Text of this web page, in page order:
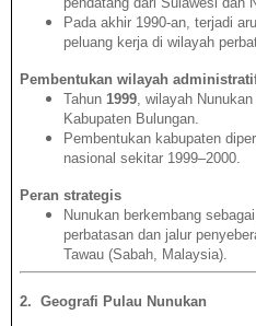
Pada akhir 1990-an, terjadi
peluang kerja di wilayah
Pembentukan wilayah
Tahun 1999, wilayah
Kabupaten Bulungan.
Pembentukan kabupaten
nasional sekitar 1999–2000.
Peran strategis
Nunukan berkembang
perbatasan dan jalur
Tawau (Sabah, Malaysia).
2️.Geografi Pulau Nunukan